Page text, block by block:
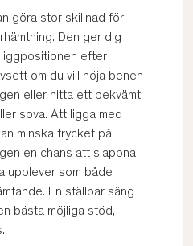
göra stor skillnad för
Den ger dig
efter
om du vill höja benen
eller hitta ett bekvämt
sova. Att ligga med
minska trycket på
en chans att slappna
upplever som både
En ställbar säng
bästa möjliga stöd,